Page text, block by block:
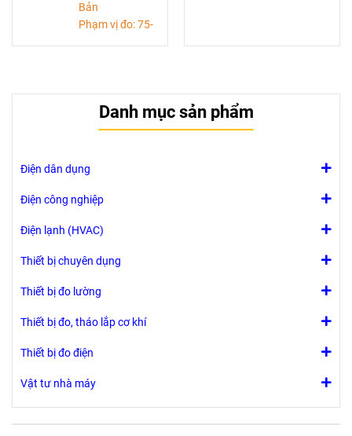
Bản
Phạm vị đo: 75-
xác: ±3 micromet
Danh mục sản phẩm
Điện dân dụng
Điện công nghiệp
Điện lạnh (HVAC)
Thiết bị chuyên dụng
Thiết bị đo lường
Thiết bị đo, tháo lắp cơ khí
Thiết bị đo điện
Vật tư nhà máy